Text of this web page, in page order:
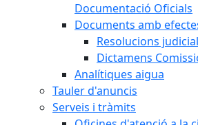
Documentació Oficials
Documents amb
Resolucions
Dictamens
Analítiques aigua
Tauler d'anuncis
Serveis i tràmits